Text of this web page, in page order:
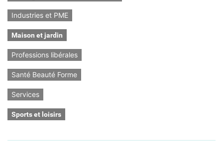
Industries et PME
Maison et jardin
Professions libérales
Santé Beauté Forme
Services
Sports et loisirs